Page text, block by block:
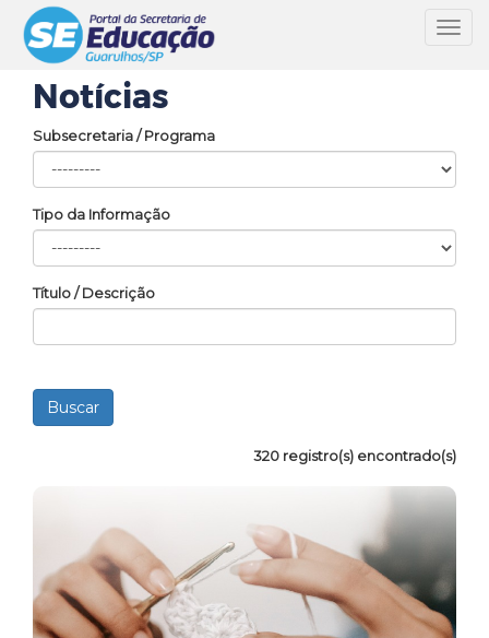
Notícias
Subsecretaria / Programa
Tipo da Informação
Título / Descrição
320 registro(s) encontrado(s)